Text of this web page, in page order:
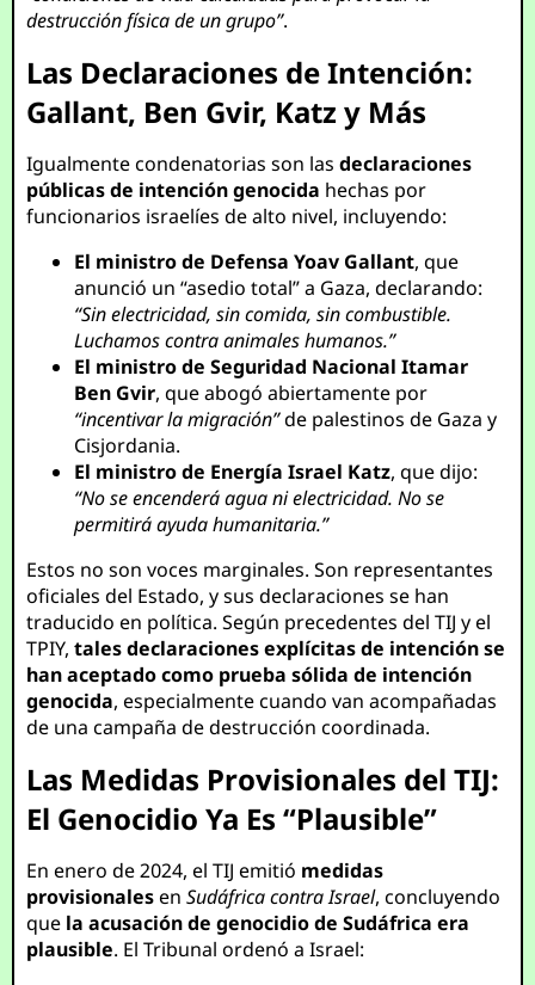
destrucción física de un grupo”.
Las Declaraciones de Intención:
Gallant, Ben Gvir, Katz y Más
Igualmente condenatorias son lasdeclaraciones
públicas de intención genocida hechas por
funcionarios israelíes de alto nivel, incluyendo:
El ministro de Defensa Yoav Gallant, que
anunció un “asedio total” a Gaza, declarando:
“Sin electricidad, sin comida, sin combustible.
Luchamos contra animales humanos.”
El ministro de Seguridad Nacional Itamar
Ben Gvir, que abogó abiertamente por
“incentivar la migración”de palestinos de Gaza y
Cisjordania.
El ministro de Energía Israel Katz, que dijo:
“No se encenderá agua ni electricidad. No se
permitirá ayuda humanitaria.”
Estos no son voces marginales. Son representantes
oficiales del Estado, y sus declaraciones se han
traducido en política. Según precedentes del TIJ y el
TPIY,tales declaraciones explícitas de intención se
han aceptado como prueba sólida de intención
genocida, especialmente cuando van acompañadas
de una campaña de destrucción coordinada.
Las Medidas Provisionales del TIJ:
El Genocidio Ya Es “Plausible”
En enero de 2024, el TIJ emitió medidas
provisionalesenSudáfrica contra Israel, concluyendo
que la acusación de genocidio de Sudáfrica era
plausible. El Tribunal ordenó a Israel: